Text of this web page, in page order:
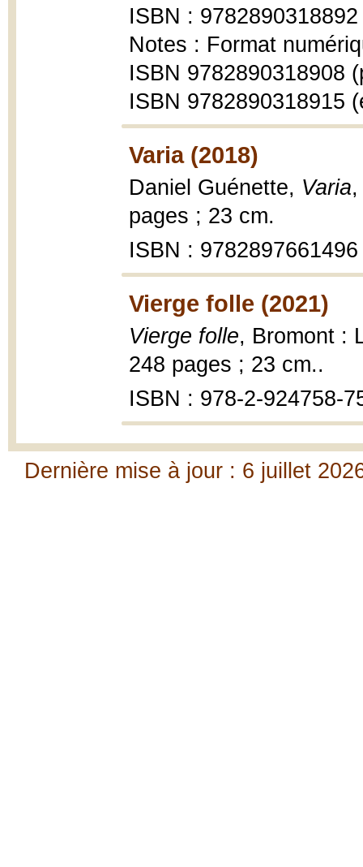
ISBN : 9782890318892
Notes : Format
ISBN 9782890318908
ISBN 9782890318915
Varia (2018)
Daniel Guénette, Varia
pages ; 23 cm.
ISBN : 9782897661496
Vierge folle (2021)
Vierge folle, Bromont :
248 pages ; 23 cm..
ISBN : 978-2-924758-
Dernière mise à jour : 6 juillet